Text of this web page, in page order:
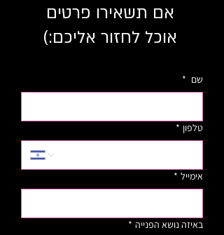
אם תשאירו פרטים
אוכל לחזור אליכם:)
שם *
טלפון *
אימייל *
באיזה נושא הפנייה *